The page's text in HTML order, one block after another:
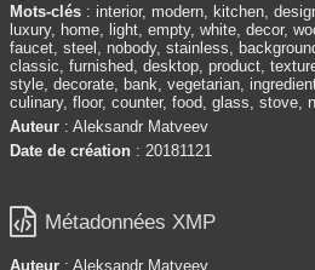
Mots-clés : interior, modern, kitchen,
luxury, home, light, empty, white, decor,
faucet, steel, nobody, stainless,
classic, furnished, desktop, product,
style, decorate, bank, vegetarian,
culinary, floor, counter, food, glass, stove,
Auteur : Aleksandr Matveev
Date de création : 20181121
 Métadonnées XMP
Auteur : Aleksandr Matveev